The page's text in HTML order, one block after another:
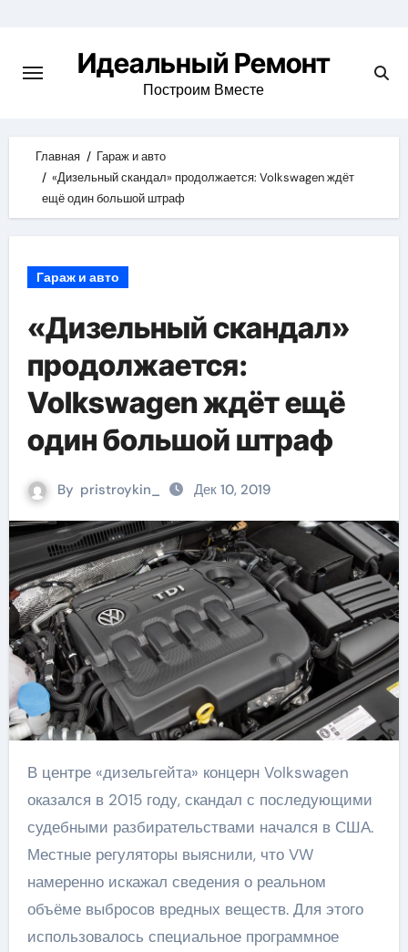
content
Идеальный Ремонт
Построим Вместе
Главная
Гараж и авто
«Дизельный скандал» продолжается: Volkswagen ждёт
ещё один большой штраф
Гараж и авто
«Дизельный скандал»
продолжается:
Volkswagen ждёт ещё
один большой штраф
By pristroykin_ Дек 10, 2019
В центре «дизельгейта» концерн Volkswagen
оказался в 2015 году, скандал с последующими
судебными разбирательствами начался в США.
Местные регуляторы выяснили, что VW
намеренно искажал сведения о реальном
объёме выбросов вредных веществ. Для этого
использовалось специальное программное